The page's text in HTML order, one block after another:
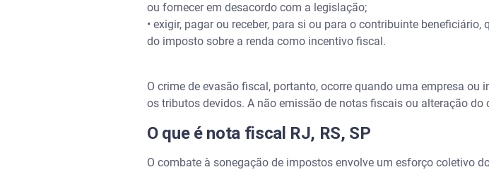
ou fornecer em desacordo com a legislação;
• exigir, pagar ou receber, para si ou para o contribuinte
do imposto sobre a renda como incentivo fiscal.
O crime de evasão fiscal, portanto, ocorre quando uma empresa
os tributos devidos. A não emissão de notas fiscais ou alteração
O que é nota fiscal RJ, RS, SP
O combate à sonegação de impostos envolve um esforço coletivo